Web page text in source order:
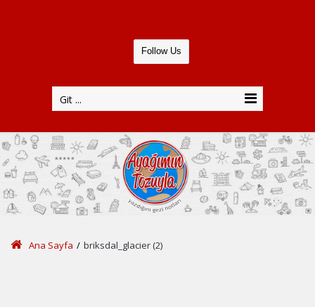
Follow Us
Git ...
Ana Sayfa / briksdal_glacier (2)